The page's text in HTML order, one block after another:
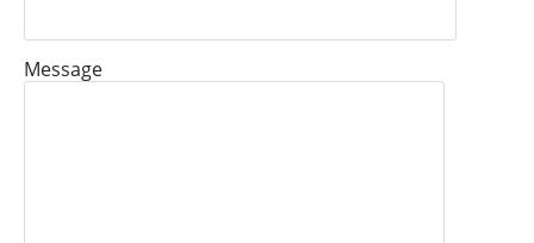
Message